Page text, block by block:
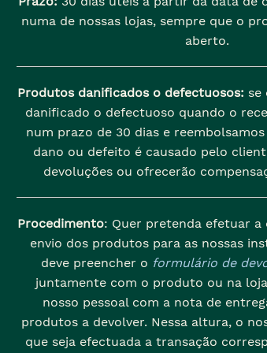
numa de nossas lojas, sempre que o
aberto.
Produtos danificados o defectuosos: se
danificado o defectuoso quando o
num prazo de 30 dias e
dano ou defeito é causado pelo
devoluções ou ofrecerão
Procedimento: Quer pretenda efetuar a
envio dos produtos para as nossas
deve preencher o formulário de
juntamente com o produto ou na
nosso pessoal com a nota de
produtos a devolver. Nessa altura, o
que seja efectuada a transação